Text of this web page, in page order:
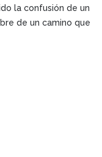
la confusión de un
de un camino que